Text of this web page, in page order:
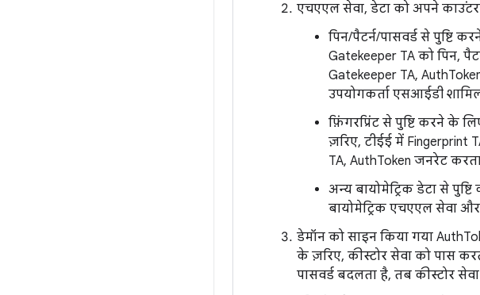
एचएएल सेवा, डेटा को अपने
पिन/पैटर्न/पासवर्ड से पुष्टि
Gatekeeper TA को पिन,
Gatekeeper TA,
उपयोगकर्ता एसआईडी
फ़िंगरप्रिंट से पुष्टि करने के
ज़रिए, टीईई में Fingerprint
TA, AuthToken जनरेट
अन्य बायोमेट्रिक डेटा से
बायोमेट्रिक एचएएल सेवा
डेमॉन को साइन किया गया
के ज़रिए, कीस्टोर सेवा को पास
पासवर्ड बदलता है, तब कीस्टोर